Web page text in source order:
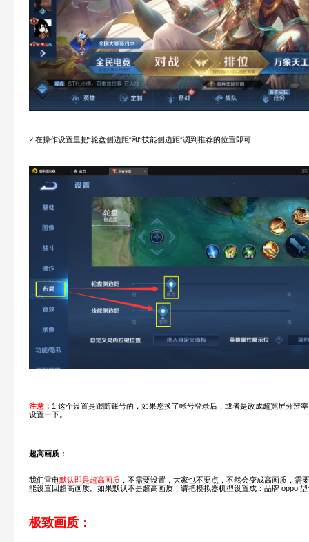
2.在操作设置里把“轮盘侧边距”和“技能侧边距”调到推荐的位置即可
注意： 1.这个设置是跟随账号的，如果您换了帐号登录后，或者是改成超宽屏分辨
设置一下。
超高画质：
我们雷电默认即是超高画质 ，不需要设置，大家也不要点，不然会变成高画质，需
能设置回超高画质。如果默认不是超高画质，请把模拟器机型设置成：品牌 oppo
极致画质：